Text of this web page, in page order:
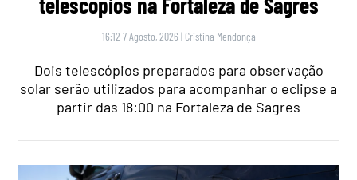
16:12 7 Agosto, 2026 | Cristina Mendonça
Dois telescópios preparados para observação
solar serão utilizados para acompanhar o eclipse a
partir das 18:00 na Fortaleza de Sagres